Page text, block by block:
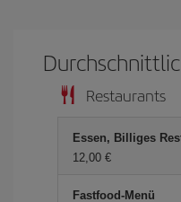
Restaurants
Essen, Billiges
12,00 €
Fastfood-Menü